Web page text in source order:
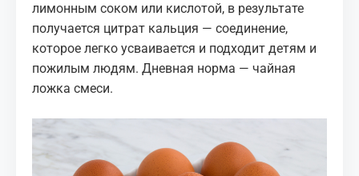
лимонным соком или кислотой, в результате
получается цитрат кальция — соединение,
которое легко усваивается и подходит детям и
пожилым людям. Дневная норма — чайная
ложка смеси.